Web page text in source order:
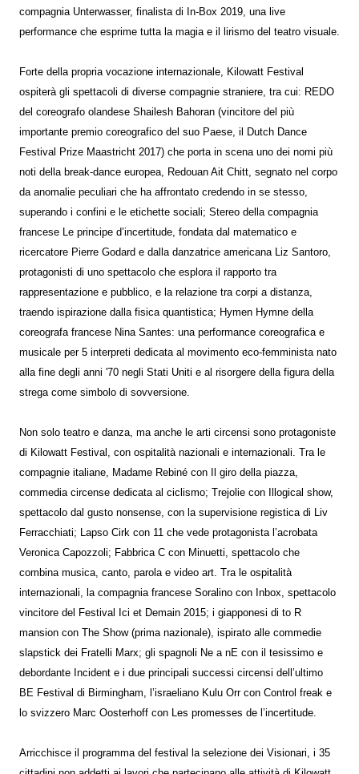
compagnia Unterwasser, finalista di In-Box 2019, una live
performance che esprime tutta la magia e il lirismo del teatro visuale.
Forte della propria vocazione internazionale, Kilowatt Festival
ospiterà gli spettacoli di diverse compagnie straniere, tra cui: REDO
del coreografo olandese Shailesh Bahoran (vincitore del più
importante premio coreografico del suo Paese, il Dutch Dance
Festival Prize Maastricht 2017) che porta in scena uno dei nomi più
noti della break-dance europea, Redouan Ait Chitt, segnato nel corpo
da anomalie peculiari che ha affrontato credendo in se stesso,
superando i confini e le etichette sociali; Stereo della compagnia
francese Le principe d’incertitude, fondata dal matematico e
ricercatore Pierre Godard e dalla danzatrice americana Liz Santoro,
protagonisti di uno spettacolo che esplora il rapporto tra
rappresentazione e pubblico, e la relazione tra corpi a distanza,
traendo ispirazione dalla fisica quantistica; Hymen Hymne della
coreografa francese Nina Santes: una performance coreografica e
musicale per 5 interpreti dedicata al movimento eco-femminista nato
alla fine degli anni '70 negli Stati Uniti e al risorgere della figura della
strega come simbolo di sovversione.
Non solo teatro e danza, ma anche le arti circensi sono protagoniste
di Kilowatt Festival, con ospitalità nazionali e internazionali. Tra le
compagnie italiane, Madame Rebiné con Il giro della piazza,
commedia circense dedicata al ciclismo; Trejolie con Illogical show,
spettacolo dal gusto nonsense, con la supervisione registica di Liv
Ferracchiati; Lapso Cirk con 11 che vede protagonista l’acrobata
Veronica Capozzoli; Fabbrica C con Minuetti, spettacolo che
combina musica, canto, parola e video art. Tra le ospitalità
internazionali, la compagnia francese Soralino con Inbox, spettacolo
vincitore del Festival Ici et Demain 2015; i giapponesi di to R
mansion con The Show (prima nazionale), ispirato alle commedie
slapstick dei Fratelli Marx; gli spagnoli Ne a nE con il tesissimo e
debordante Incident e i due principali successi circensi dell’ultimo
BE Festival di Birmingham, l’israeliano Kulu Orr con Control freak e
lo svizzero Marc Oosterhoff con Les promesses de l’incertitude.
Arricchisce il programma del festival la selezione dei Visionari, i 35